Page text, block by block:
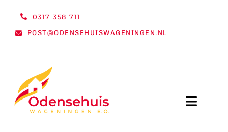
0317 358 711
POST@ODENSEHUISWAGENINGEN.NL
Toggle